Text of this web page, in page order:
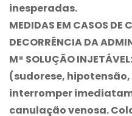
inesperadas.
MEDIDAS EM CASOS DE
DECORRÊNCIA DA
M® SOLUÇÃO
(sudorese,
interromper
canulação venosa.